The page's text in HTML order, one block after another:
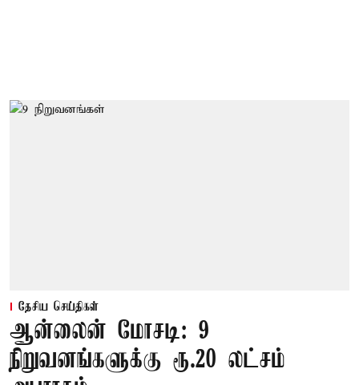
தேசிய செய்திகள்
ஆன்லைன் மோசடி: 9
நிறுவனங்களுக்கு ரூ.20 லட்சம்